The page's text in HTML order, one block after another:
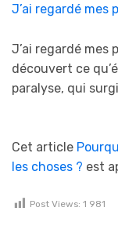
J’ai regardé mes
J’ai regardé mes
découvert ce
paralyse, qui
Cet article
les choses ? est
Post Views: 1 981